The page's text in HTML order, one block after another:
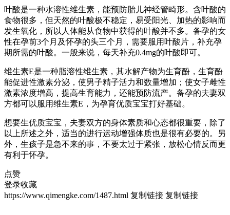
叶酸是一种水溶性维生素，能预防胎儿神经管畸形。含叶酸的
食物很多，但天然的叶酸极不稳定，易受阳光、加热的影响而
发生氧化，所以人体能从食物中获得的叶酸并不多。备孕的女
性在孕前3个月及怀孕的头三个月，需要服用叶酸片，补充孕
期所需的叶酸。一般来说，每天补充0.4mg的叶酸即可。
维生素E是一种脂溶性维生素，其水解产物为生育酚，生育酚
能促进性激素分泌，使男子精子活力和数量增加；使女子雌性
激素浓度增高，提高生育能力，还能预防流产。备孕的夫妻双
方都可以服用维生素E，为孕育优质宝宝打好基础。
想要生优质宝宝，夫妻双方的身体素质和心态都很重要，除了
以上所述之外，适当的进行运动增强体质也是很有必要的。另
外，生孩子是急不来的事，不要太过于紧张，放松心情反而更
有利于怀孕。
点赞
登录收藏
https://www.qimengke.com/1487.html 复制链接 复制链接